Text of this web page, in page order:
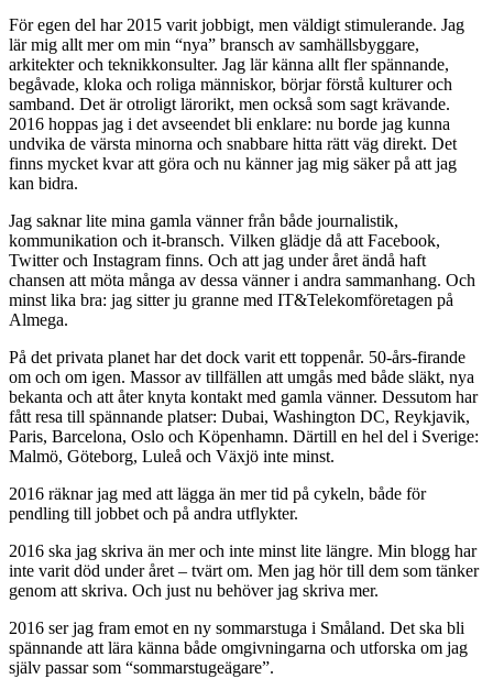
För egen del har 2015 varit jobbigt, men väldigt stimulerande. Jag
lär mig allt mer om min “nya” bransch av samhällsbyggare,
arkitekter och teknikkonsulter. Jag lär känna allt fler spännande,
begåvade, kloka och roliga människor, börjar förstå kulturer och
samband. Det är otroligt lärorikt, men också som sagt krävande.
2016 hoppas jag i det avseendet bli enklare: nu borde jag kunna
undvika de värsta minorna och snabbare hitta rätt väg direkt. Det
finns mycket kvar att göra och nu känner jag mig säker på att jag
kan bidra.
Jag saknar lite mina gamla vänner från både journalistik,
kommunikation och it-bransch. Vilken glädje då att Facebook,
Twitter och Instagram finns. Och att jag under året ändå haft
chansen att möta många av dessa vänner i andra sammanhang. Och
minst lika bra: jag sitter ju granne med IT&Telekomföretagen på
Almega.
På det privata planet har det dock varit ett toppenår. 50-års-firande
om och om igen. Massor av tillfällen att umgås med både släkt, nya
bekanta och att åter knyta kontakt med gamla vänner. Dessutom har
fått resa till spännande platser: Dubai, Washington DC, Reykjavik,
Paris, Barcelona, Oslo och Köpenhamn. Därtill en hel del i Sverige:
Malmö, Göteborg, Luleå och Växjö inte minst.
2016 räknar jag med att lägga än mer tid på cykeln, både för
pendling till jobbet och på andra utflykter.
2016 ska jag skriva än mer och inte minst lite längre. Min blogg har
inte varit död under året – tvärt om. Men jag hör till dem som tänker
genom att skriva. Och just nu behöver jag skriva mer.
2016 ser jag fram emot en ny sommarstuga i Småland. Det ska bli
spännande att lära känna både omgivningarna och utforska om jag
själv passar som “sommarstugeägare”.